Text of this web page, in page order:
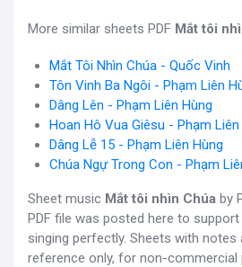
More similar sheets PDF Mắt tôi
Mắt Tôi Nhìn Chúa - Quốc Vinh
Tôn Vinh Ba Ngôi - Phạm Liên
Dâng Lên - Phạm Liên Hùng
Hoan Hô Vua Giêsu - Phạm Liên
Dâng Lễ 15 - Phạm Liên Hùng
Chúa Ngự Trong Con - Phạm
Sheet music Mắt tôi nhìn Chúa by
PDF file was posted here to
singing perfectly. Sheets with
reference only, for non-commercial